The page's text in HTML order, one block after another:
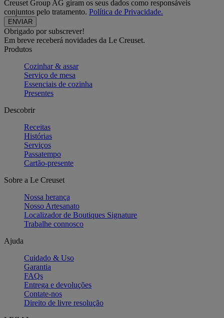
Creuset Group AG giram os seus dados como responsáveis
conjuntos pelo tratamento. Política de Privacidade.
Obrigado por subscrever!
Em breve receberá novidades da Le Creuset.
Produtos
Cozinhar & assar
Serviço de mesa
Essenciais de cozinha
Presentes
Descobrir
Receitas
Histórias
Serviços
Passatempo
Cartão-presente
Sobre a Le Creuset
Nossa herança
Nosso Artesanato
Localizador de Boutiques Signature
Trabalhe connosco
Ajuda
Cuidado & Uso
Garantia
FAQs
Entrega e devoluções
Contate-nos
Direito de livre resolução